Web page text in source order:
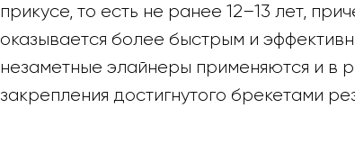
прикусе, то есть не ранее 12–13 лет,
оказывается более быстрым и
незаметные элайнеры применяются и в
закрепления достигнутого брекетами